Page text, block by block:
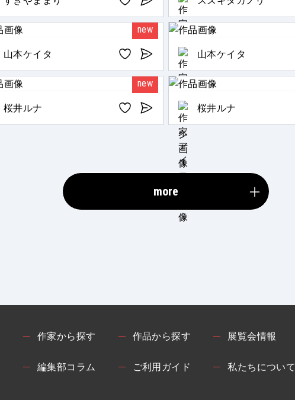
new
山本ケイタ 山本ケイタ
new
桜井ルナ 桜井ルナ
more
作家から探す 作品から探す 展覧会情報
編集部コラム ご利用ガイド 私たちについて